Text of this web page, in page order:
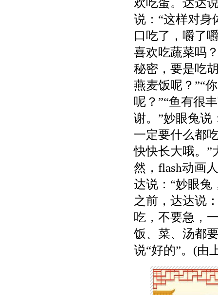
欢吃蛋。达达
说：“这样对身
口吃了，嚼了
喜欢吃蔬菜吗
秘密，要是吃
燕麦饭呢？”“
呢？”“鱼有很
谢。”妙眼兔说
一定要什么都
快快长大哦。”
然，flash动画
达说：“妙眼兔
之前，达达说
吃，不要急，
饭、菜、汤都
说“好的”。(由